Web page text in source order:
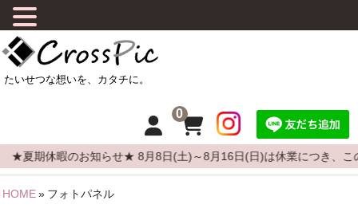
0
★夏期休暇のお知らせ★ 8月8日(土)～8月16日(日)は休業につき、こ
HOME
HOME» フォトパネル